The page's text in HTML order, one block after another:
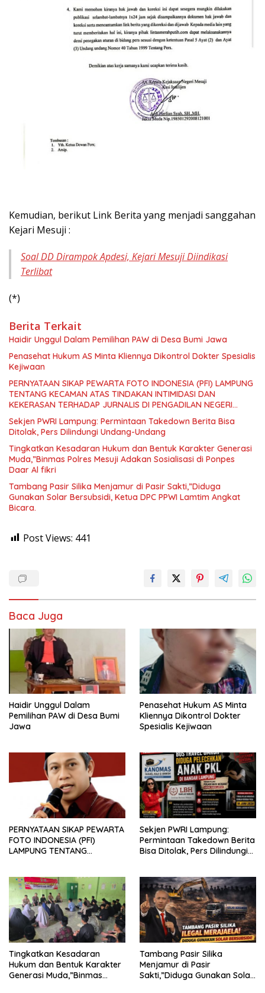
Kemudian, berikut Link Berita yang menjadi sanggahan
Kejari Mesuji :
Soal DD Dirampok Apdesi, Kejari Mesuji Diindikasi
Terlibat
(*)
Berita Terkait
Haidir Unggul Dalam Pemilihan PAW di Desa Bumi Jawa
Penasehat Hukum AS Minta Kliennya Dikontrol Dokter Spesialis
Kejiwaan
PERNYATAAN SIKAP PEWARTA FOTO INDONESIA (PFI) LAMPUNG
TENTANG KECAMAN ATAS TINDAKAN INTIMIDASI DAN
KEKERASAN TERHADAP JURNALIS DI PENGADILAN NEGERI
TANJUNG KARANG.
Sekjen PWRI Lampung: Permintaan Takedown Berita Bisa
Ditolak, Pers Dilindungi Undang-Undang
Tingkatkan Kesadaran Hukum dan Bentuk Karakter Generasi
Muda,”Binmas Polres Mesuji Adakan Sosialisasi di Ponpes
Daar Al fikri
Tambang Pasir Silika Menjamur di Pasir Sakti,”Diduga
Gunakan Solar Bersubsidi, Ketua DPC PPWI Lamtim Angkat
Bicara.
Post Views: 441
Baca Juga
Haidir Unggul Dalam
Pemilihan PAW di Desa Bumi
Jawa
Penasehat Hukum AS Minta
Kliennya Dikontrol Dokter
Spesialis Kejiwaan
PERNYATAAN SIKAP PEWARTA
FOTO INDONESIA (PFI)
LAMPUNG TENTANG
TERHADAP JURNALIS DI
PENGADILAN NEGERI
TANJUNG KARANG.
Sekjen PWRI Lampung:
Permintaan Takedown Berita
Bisa Ditolak, Pers Dilindungi
Tingkatkan Kesadaran
Hukum dan Bentuk Karakter
Generasi Muda,”Binmas
Tambang Pasir Silika
Menjamur di Pasir
Sakti,”Diduga Gunakan Solar